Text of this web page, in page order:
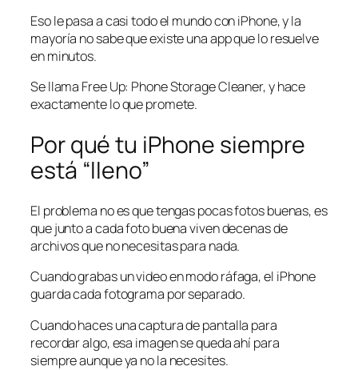
Eso le pasa a casi todo el mundo con iPhone, y la
mayoría no sabe que existe una app que lo resuelve
en minutos.
Se llama Free Up: Phone Storage Cleaner, y hace
exactamente lo que promete.
Por qué tu iPhone siempre
está “lleno”
El problema no es que tengas pocas fotos buenas, es
que junto a cada foto buena viven decenas de
archivos que no necesitas para nada.
Cuando grabas un video en modo ráfaga, el iPhone
guarda cada fotograma por separado.
Cuando haces una captura de pantalla para
recordar algo, esa imagen se queda ahí para
siempre aunque ya no la necesites.